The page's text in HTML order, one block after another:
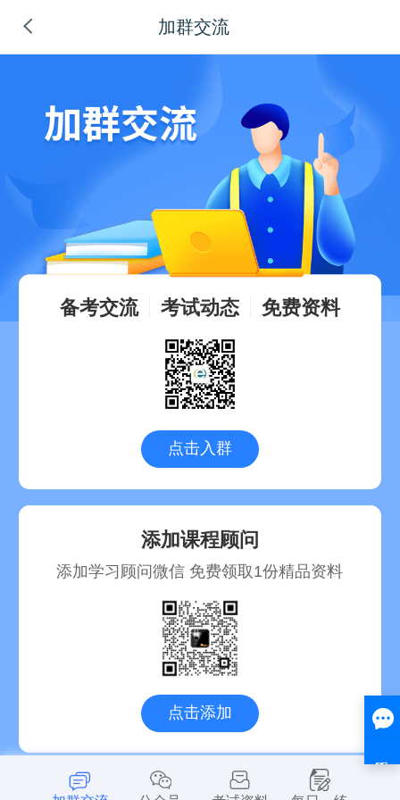
加群交流
备考交流 考试动态 免费资料
点击入群
添加课程顾问
添加学习顾问微信 免费领取1份精品资料
点击添加